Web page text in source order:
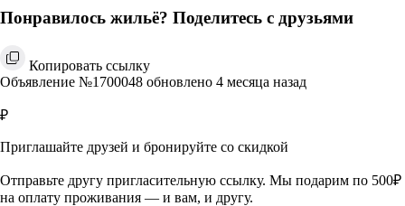
Понравилось жильё? Поделитесь с друзьями
Копировать ссылку
Объявление №1700048 обновлено 4 месяца назад
₽
Приглашайте друзей и бронируйте со скидкой
Отправьте другу пригласительную ссылку. Мы подарим по 500₽
на оплату проживания — и вам, и другу.